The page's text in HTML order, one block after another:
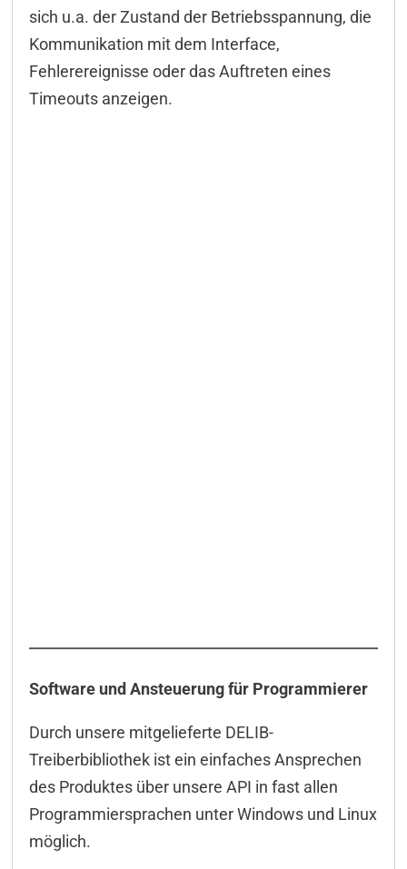
sich u.a. der Zustand der Betriebsspannung, die
Kommunikation mit dem Interface,
Fehlerereignisse oder das Auftreten eines
Timeouts anzeigen.
Software und Ansteuerung für Programmierer
Durch unsere mitgelieferte DELIB-
Treiberbibliothek ist ein einfaches Ansprechen
des Produktes über unsere API in fast allen
Programmiersprachen unter Windows und Linux
möglich.